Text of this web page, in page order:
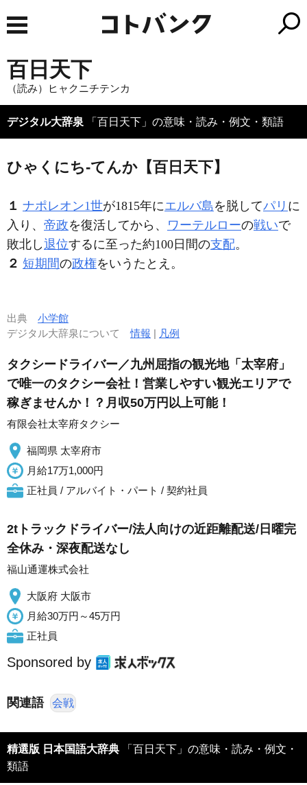
百日天下
（読み）ヒャクニチテンカ
デジタル大辞泉 「百日天下」の意味・読み・例文・類語
ひゃくにち‐てんか【百日天下】
１ ナポレオン1世が1815年にエルバ島 を脱してパリ に
入り、 帝政を復活してから、 ワーテルローの戦いで
敗北し退位するに至った約100日間の支配。
２ 短期間の政権をいうたとえ。
出典 小学館
デジタル大辞泉について情報 | 凡例
タクシードライバー／九州屈指の観光地「太宰府」
で唯一のタクシー会社！営業しやすい観光エリアで
稼ぎませんか！？月収50万円以上可能！
有限会社太宰府タクシー
福岡県 太宰府市
月給17万1,000円
正社員 / アルバイト・パート / 契約社員
2tトラックドライバー/法人向けの近距離配送/日曜完
全休み・深夜配送なし
福山通運株式会社
大阪府 大阪市
月給30万円～45万円
正社員
Sponsored by
関連語 会戦
精選版 日本国語大辞典 「百日天下」の意味・読み・例文・
類語